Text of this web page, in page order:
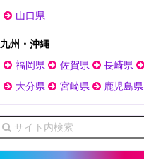
山口県
九州・沖縄
福岡県
佐賀県 長崎県
大分県
宮崎県 鹿児島県